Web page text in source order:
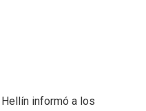
informó a los